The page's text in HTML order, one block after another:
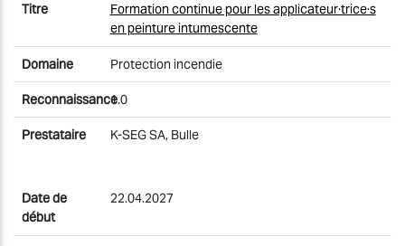
Formation continue pour les applicateur·trice·s
en peinture intumescente
Protection incendie
1.0
K-SEG SA, Bulle
22.04.2027